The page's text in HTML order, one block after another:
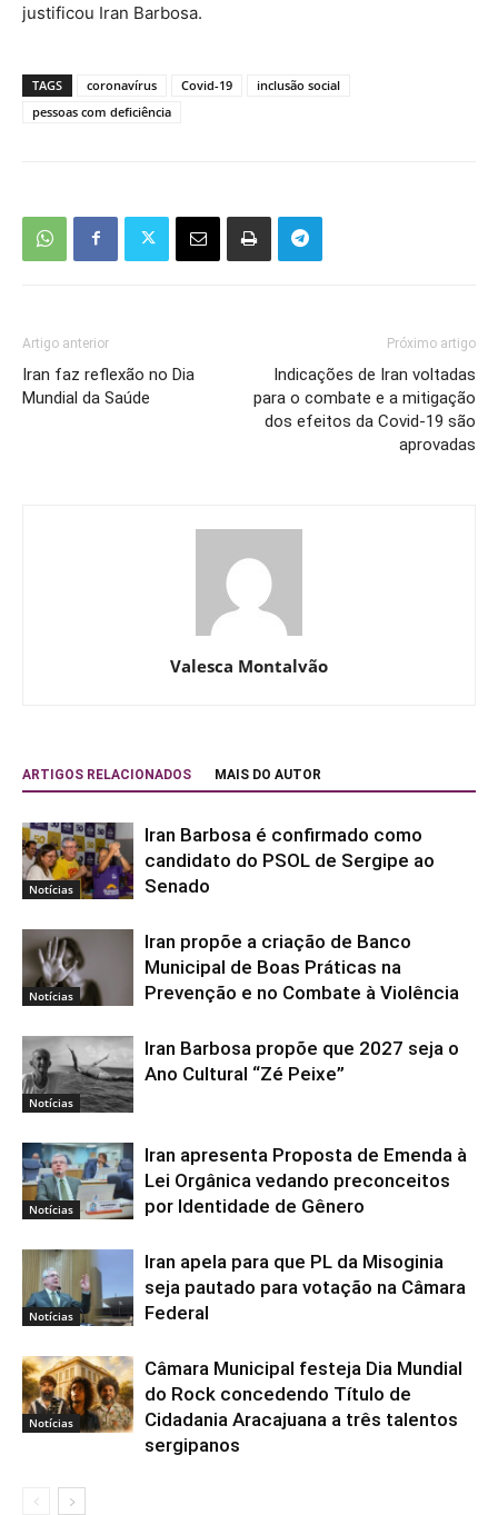
justificou Iran Barbosa.
TAGS coronavírus Covid-19
inclusão social
pessoas com deficiência
Artigo anterior
Iran faz reflexão no Dia
Mundial da Saúde
Próximo artigo
Indicações de Iran voltadas
para o combate e a mitigação
dos efeitos da Covid-19 são
aprovadas
Valesca Montalvão
ARTIGOS RELACIONADOS MAIS DO AUTOR
Notícias
Iran Barbosa é confirmado como
candidato do PSOL de Sergipe ao
Senado
Notícias
Iran propõe a criação de Banco
Municipal de Boas Práticas na
Prevenção e no Combate à Violência
Notícias
Iran Barbosa propõe que 2027 seja o
Ano Cultural “Zé Peixe”
Notícias
Iran apresenta Proposta de Emenda à
Lei Orgânica vedando preconceitos
por Identidade de Gênero
Notícias
Iran apela para que PL da Misoginia
seja pautado para votação na Câmara
Federal
Notícias
Câmara Municipal festeja Dia Mundial
do Rock concedendo Título de
Cidadania Aracajuana a três talentos
sergipanos